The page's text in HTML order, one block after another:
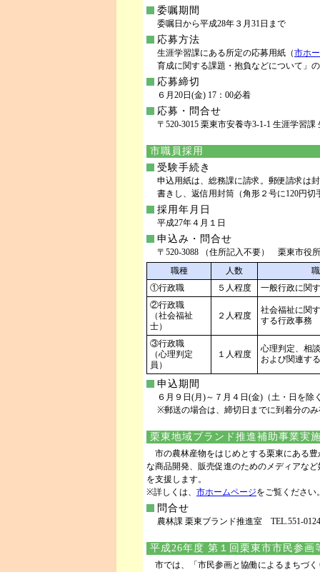
委嘱期間
委嘱日から平成28年３月31日まで
応募方法
生涯学習課にある所定の応募用紙（市ホ
育成に関する課題・抱負などについて」
応募締切
６月20日(金) 17：00必着
応募・問合せ
〒520-3015 栗東市安養寺3-1-1 生涯学習
市職員採用
受験手続き
申込用紙は、総務課に請求。郵便請求は
書きし、返信用封筒（角形２号に120円
採用年月日
平成27年４月１日
申込み・問合せ
〒520-3088 （住所記入不要） 栗東市役
職種
人数
①行政職
５人程度
一般行政に関
②行政職
（社会福祉
士）
２人程度
社会福祉に関
する行政事務
③行政職
（心理判定
員）
１人程度
心理判定、相
および関連す
申込期間
６月９日(月)～７月４日(金)（土・日を除
※郵送の場合は、締切日までに到着分の
栗東地域ブランド推進補助事業実
市の農林産物をはじめとする栗東にある
な商品開発、販売促進のためのメディアな
を支援します。
※詳しくは、 市ホームページをご覧ください
問合せ
農林課 栗東ブランド推進室 TEL.551-
平成26年度 第１回栗東市市民参画
市では、「市民参画と協働によるまちづ